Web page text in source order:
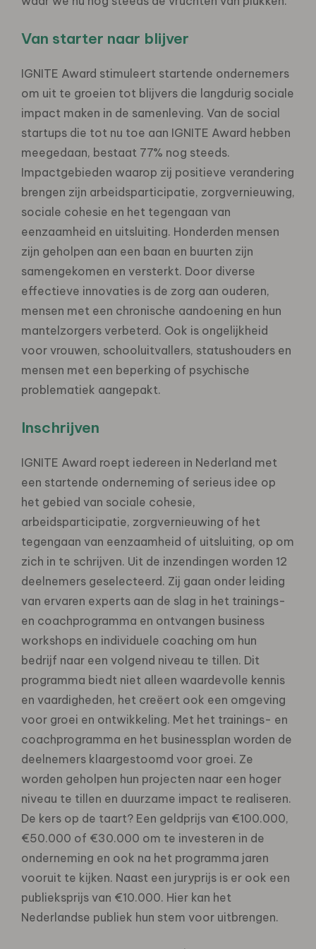
Van starter naar blijver
IGNITE Award stimuleert startende ondernemers
om uit te groeien tot blijvers die langdurig sociale
impact maken in de samenleving. Van de social
startups die tot nu toe aan IGNITE Award hebben
meegedaan, bestaat 77% nog steeds.
Impactgebieden waarop zij positieve verandering
brengen zijn arbeidsparticipatie, zorgvernieuwing,
sociale cohesie en het tegengaan van
eenzaamheid en uitsluiting. Honderden mensen
zijn geholpen aan een baan en buurten zijn
samengekomen en versterkt. Door diverse
effectieve innovaties is de zorg aan ouderen,
mensen met een chronische aandoening en hun
mantelzorgers verbeterd. Ook is ongelijkheid
voor vrouwen, schooluitvallers, statushouders en
mensen met een beperking of psychische
problematiek aangepakt.
Inschrijven
IGNITE Award roept iedereen in Nederland met
een startende onderneming of serieus idee op
het gebied van sociale cohesie,
arbeidsparticipatie, zorgvernieuwing of het
tegengaan van eenzaamheid of uitsluiting, op om
zich in te schrijven. Uit de inzendingen worden 12
deelnemers geselecteerd. Zij gaan onder leiding
van ervaren experts aan de slag in het trainings-
en coachprogramma en ontvangen business
workshops en individuele coaching om hun
bedrijf naar een volgend niveau te tillen. Dit
programma biedt niet alleen waardevolle kennis
en vaardigheden, het creëert ook een omgeving
voor groei en ontwikkeling. Met het trainings- en
coachprogramma en het businessplan worden de
deelnemers klaargestoomd voor groei. Ze
worden geholpen hun projecten naar een hoger
niveau te tillen en duurzame impact te realiseren.
De kers op de taart? Een geldprijs van €100.000,
€50.000 of €30.000 om te investeren in de
onderneming en ook na het programma jaren
vooruit te kijken. Naast een juryprijs is er ook een
publieksprijs van €10.000. Hier kan het
Nederlandse publiek hun stem voor uitbrengen.